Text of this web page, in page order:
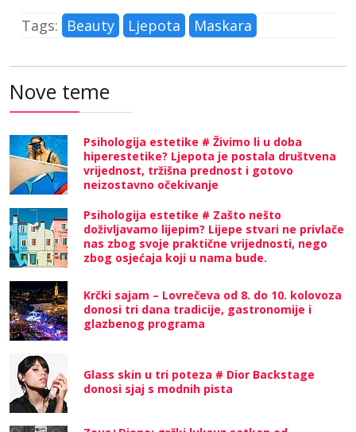
Tags: Beauty Ljepota Maskara
Nove teme
Psihologija estetike # Živimo li u doba
hiperestetike? Ljepota je postala društvena
vrijednost, tržišna prednost i gotovo
neizostavno očekivanje
Psihologija estetike # Zašto nešto
doživljavamo lijepim? Lijepe stvari ne privlače
nas zbog svoje praktične vrijednosti, nego
zbog osjećaja koji u nama bude.
Krčki sajam – Lovrečeva od 8. do 10. kolovoza
donosi tri dana tradicije, gastronomije i
glazbenog programa
Glass skin u tri poteza # Dior Backstage
donosi sjaj s modnih pista